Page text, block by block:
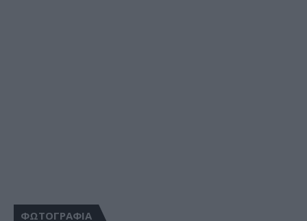
ΦΩΤΟΓΡΑΦΙΑ